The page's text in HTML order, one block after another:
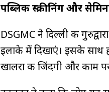
पब्लिक स्क्रीनिंग और
DSGMC ने दिल्ली की
इलाके में दिखाएं। इसके
खालरा की जिंदगी और काम